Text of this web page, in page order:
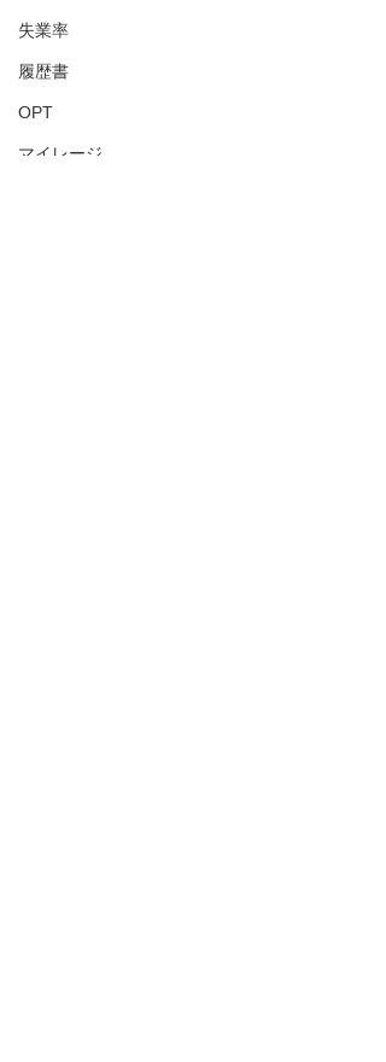
失業率
履歴書
OPT
マイレージ